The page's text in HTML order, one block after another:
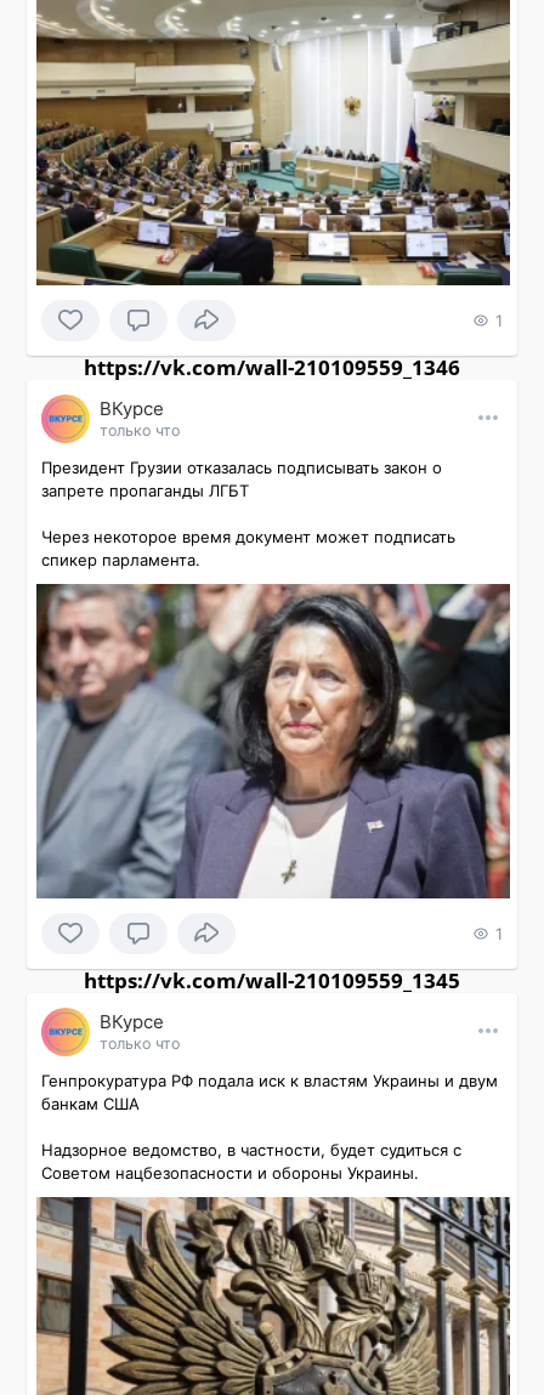
1
https://vk.com/wall-210109559_1346
ВКурсе
только что
Президент Грузии отказалась подписывать закон о
запрете пропаганды ЛГБТ
Через некоторое время документ может подписать
спикер парламента.
1
https://vk.com/wall-210109559_1345
ВКурсе
только что
Генпрокуратура РФ подала иск к властям Украины и двум
банкам США
Надзорное ведомство, в частности, будет судиться с
Советом нацбезопасности и обороны Украины.